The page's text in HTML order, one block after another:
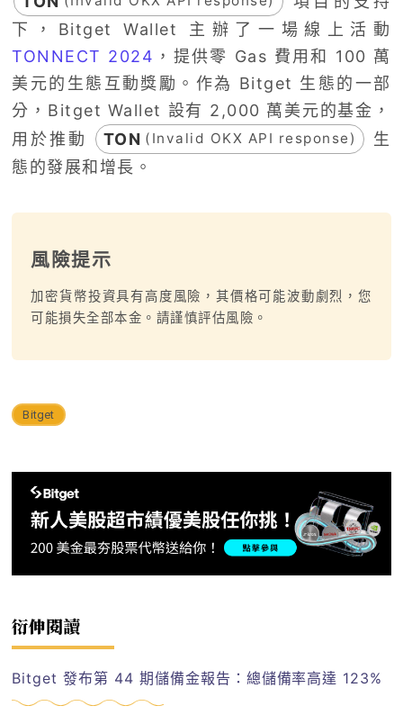
下，Bitget Wallet 主辦了一場線上活動
TONNECT 2024 ，提供零 Gas 費用和 100 萬
美元的生態互動獎勵。作為 Bitget 生態的一部
分，Bitget Wallet 設有 2,000 萬美元的基金，
用於推動
TON (Invalid OKX API response)
生
態的發展和增長。
風險提示
加密貨幣投資具有高度風險，其價格可能波動劇烈，您
可能損失全部本金。請謹慎評估風險。
Bitget
衍伸閱讀
Bitget 發布第 44 期儲備金報告：總儲備率高達 123%